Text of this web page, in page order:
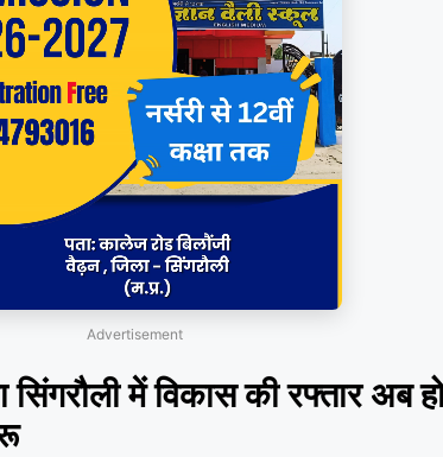
Advertisement
में विकास की रफ्तार अब